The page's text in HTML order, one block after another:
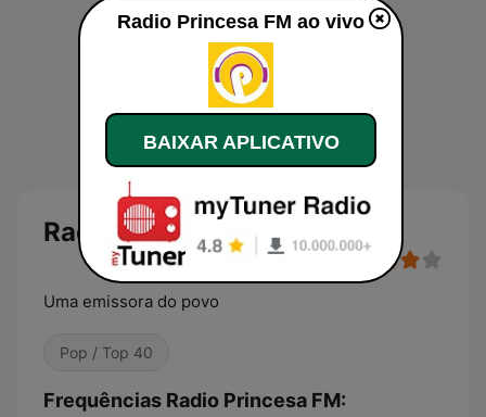
Radio Princesa FM
Uma emissora do povo
Pop / Top 40
Frequências Radio Princesa FM:
Radio Princesa FM ao vivo
BAIXAR APLICATIVO